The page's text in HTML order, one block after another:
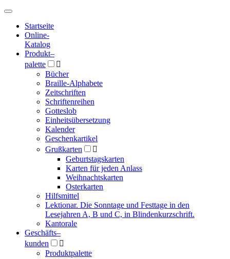
Hauptmenü
Hauptmenü
Startseite
Online-
Katalog
Produkt–
palette

Bücher
Braille-Alphabete
Zeitschriften
Schriftenreihen
Gotteslob
Einheitsübersetzung
Kalender
Geschenkartikel
Grußkarten

Geburtstagskarten
Karten für jeden Anlass
Weihnachtskarten
Osterkarten
Hilfsmittel
Lektionar. Die Sonntage und Festtage in den
Lesejahren A, B und C, in Blindenkurzschrift.
Kantorale
Geschäfts­–
kunden

Produktpalette